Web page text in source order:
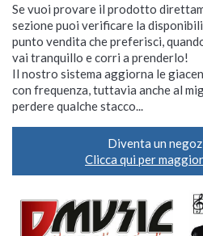
Se vuoi provare il prodotto
sezione puoi verificare la
punto vendita che preferisci,
vai tranquillo e corri a prenderlo!
Il nostro sistema aggiorna le
con frequenza, tuttavia anche al
perdere qualche stacco...
Diventa un
Clicca qui per